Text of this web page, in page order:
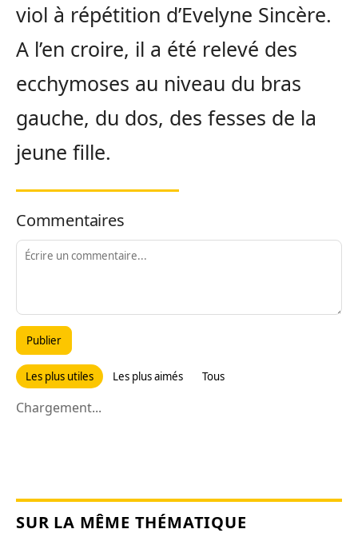
viol à répétition d’Evelyne Sincère.
A l’en croire, il a été relevé des
ecchymoses au niveau du bras
gauche, du dos, des fesses de la
jeune fille.
Commentaires
Publier
Les plus utiles Les plus aimés Tous
Chargement...
SUR LA MÊME THÉMATIQUE